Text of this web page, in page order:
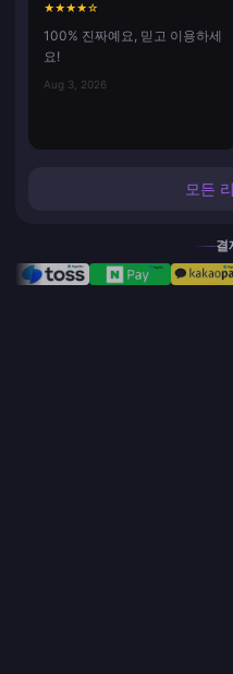
★★★★☆
100% 진짜예요, 믿고 이용하세
요!
Aug 3, 2026
모든
결